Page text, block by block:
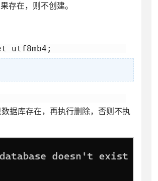
存在，则不创建。
据库存在，再执行删除，否则不执